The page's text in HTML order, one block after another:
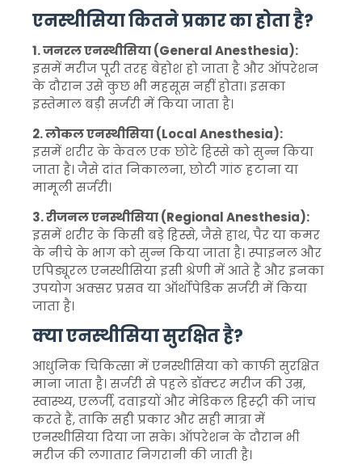
एनस्थीसिया कितने प्रकार का होता है?
1. जनरल एनस्थीसिया (General Anesthesia):
इसमें मरीज पूरी तरह बेहोश हो जाता है और ऑपरेशन
के दौरान उसे कुछ भी महसूस नहीं होता। इसका
इस्तेमाल बड़ी सर्जरी में किया जाता है।
2. लोकल एनस्थीसिया (Local Anesthesia):
इसमें शरीर के केवल एक छोटे हिस्से को सुन्न किया
जाता है। जैसे दांत निकालना, छोटी गांठ हटाना या
मामूली सर्जरी।
3. रीजनल एनस्थीसिया (Regional Anesthesia):
इसमें शरीर के किसी बड़े हिस्से, जैसे हाथ, पैर या कमर
के नीचे के भाग को सुन्न किया जाता है। स्पाइनल और
एपिड्यूरल एनस्थीसिया इसी श्रेणी में आते हैं और इनका
उपयोग अक्सर प्रसव या ऑर्थोपेडिक सर्जरी में किया
जाता है।
क्या एनस्थीसिया सुरक्षित है?
आधुनिक चिकित्सा में एनस्थीसिया को काफी सुरक्षित
माना जाता है। सर्जरी से पहले डॉक्टर मरीज की उम्र,
स्वास्थ्य, एलर्जी, दवाइयों और मेडिकल हिस्ट्री की जांच
करते हैं, ताकि सही प्रकार और सही मात्रा में
एनस्थीसिया दिया जा सके। ऑपरेशन के दौरान भी
मरीज की लगातार निगरानी की जाती है।